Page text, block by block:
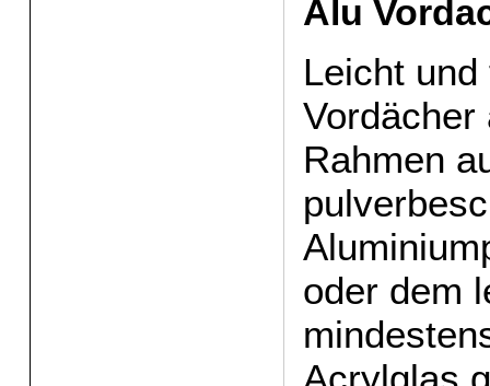
Alu
Leicht
Vordächer
Rahmen
oder dem